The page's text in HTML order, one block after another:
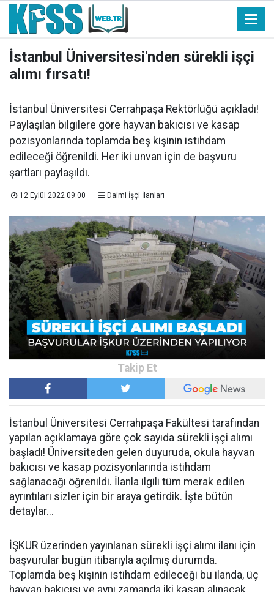
İstanbul Üniversitesi'nden sürekli işçi
alımı fırsatı!
İstanbul Üniversitesi Cerrahpaşa Rektörlüğü açıkladı!
Paylaşılan bilgilere göre hayvan bakıcısı ve kasap
pozisyonlarında toplamda beş kişinin istihdam
edileceği öğrenildi. Her iki unvan için de başvuru
şartları paylaşıldı.
12 Eylül 2022 09:00 Daimi İşçi İlanları
İstanbul Üniversitesi Cerrahpaşa Fakültesi tarafından
yapılan açıklamaya göre çok sayıda sürekli işçi alımı
başladı! Üniversiteden gelen duyuruda, okula hayvan
bakıcısı ve kasap pozisyonlarında istihdam
sağlanacağı öğrenildi. İlanla ilgili tüm merak edilen
ayrıntıları sizler için bir araya getirdik. İşte bütün
detaylar...
İŞKUR üzerinden yayınlanan sürekli işçi alımı ilanı için
başvurular bugün itibarıyla açılmış durumda.
Toplamda beş kişinin istihdam edileceği bu ilanda, üç